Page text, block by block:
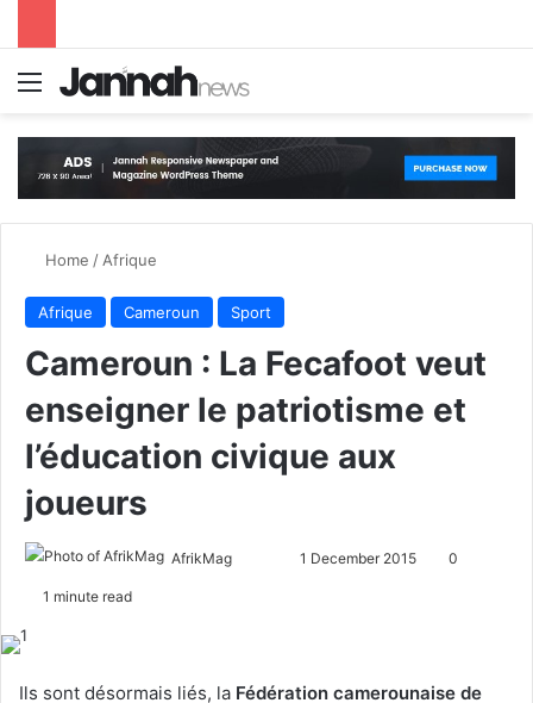
Menu
Home / Afrique
Afrique Cameroun Sport
Cameroun : La Fecafoot veut
enseigner le patriotisme et
l’éducation civique aux
joueurs
AfrikMag 1 December 2015 0
1 minute read
Ils sont désormais liés, la Fédération camerounaise de